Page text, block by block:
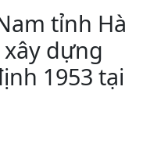
tỉnh Hà
dựng
1953 tại